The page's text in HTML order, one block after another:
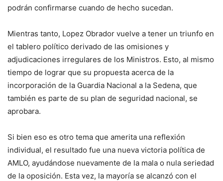
podrán confirmarse cuando de hecho sucedan.
Mientras tanto, Lopez Obrador vuelve a tener un triunfo en
el tablero político derivado de las omisiones y
adjudicaciones irregulares de los Ministros. Esto, al mismo
tiempo de lograr que su propuesta acerca de la
incorporación de la Guardia Nacional a la Sedena, que
también es parte de su plan de seguridad nacional, se
aprobara.
Si bien eso es otro tema que amerita una reflexión
individual, el resultado fue una nueva victoria política de
AMLO, ayudándose nuevamente de la mala o nula seriedad
de la oposición. Esta vez, la mayoría se alcanzó con el